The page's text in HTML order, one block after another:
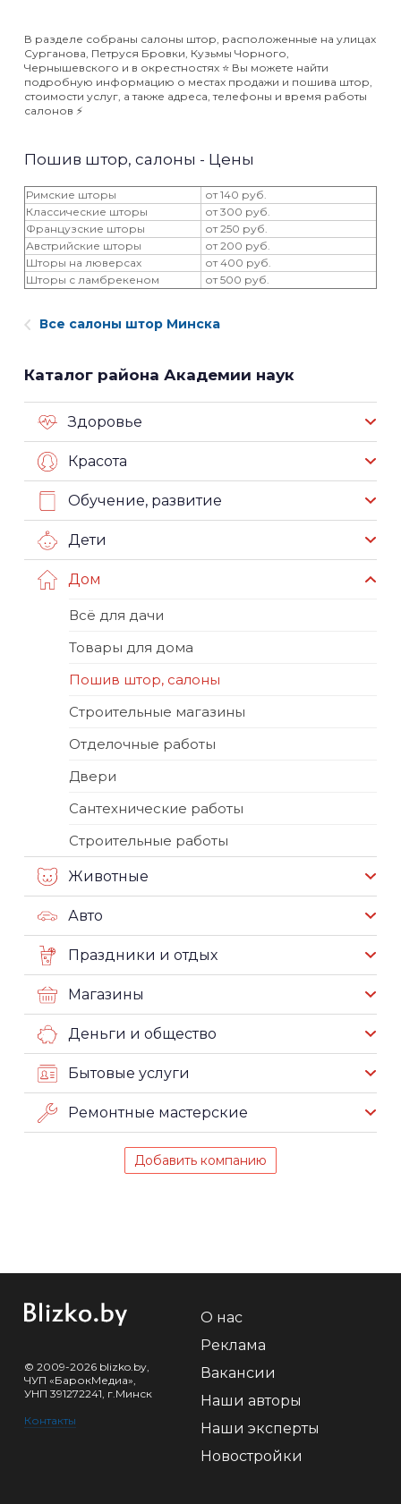
В разделе собраны салоны штор, расположенные на улицах
Сурганова, Петруся Бровки, Кузьмы Чорного,
Чернышевского и в окрестностях ⭐️ Вы можете найти
подробную информацию о местах продажи и пошива штор,
стоимости услуг, а также адреса, телефоны и время работы
салонов ⚡️
Пошив штор, салоны - Цены
Римские шторы
от 140 руб.
Классические шторы
от 300 руб.
Французские шторы
от 250 руб.
Австрийские шторы
от 200 руб.
Шторы на люверсах
от 400 руб.
Шторы с ламбрекеном
от 500 руб.
Все салоны штор Минска
Каталог района Академии наук
Здоровье
Красота
Обучение, развитие
Дети
Дом
Всё для дачи
Товары для дома
Пошив штор, салоны
Строительные магазины
Отделочные работы
Двери
Сантехнические работы
Строительные работы
Животные
Авто
Праздники и отдых
Магазины
Деньги и общество
Бытовые услуги
Ремонтные мастерские
Добавить компанию
© 2009-2026 blizko.by,
ЧУП «БарокМедиа»,
УНП 391272241, г.Минск
Контакты
О нас
Реклама
Вакансии
Наши авторы
Наши эксперты
Новостройки